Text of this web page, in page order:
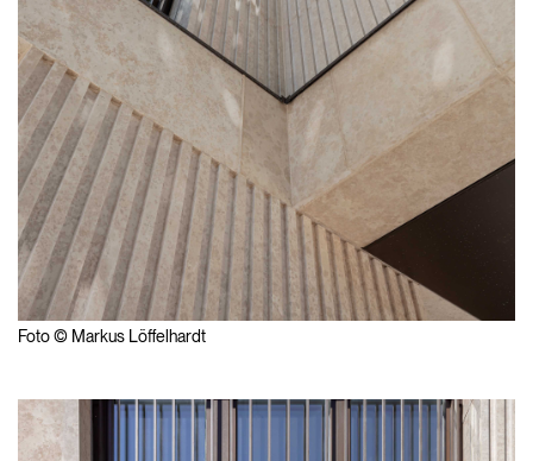
Foto © Markus Löffelhardt